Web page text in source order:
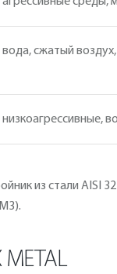
вода, сжатый
низкоагрессивные,
из стали AISI